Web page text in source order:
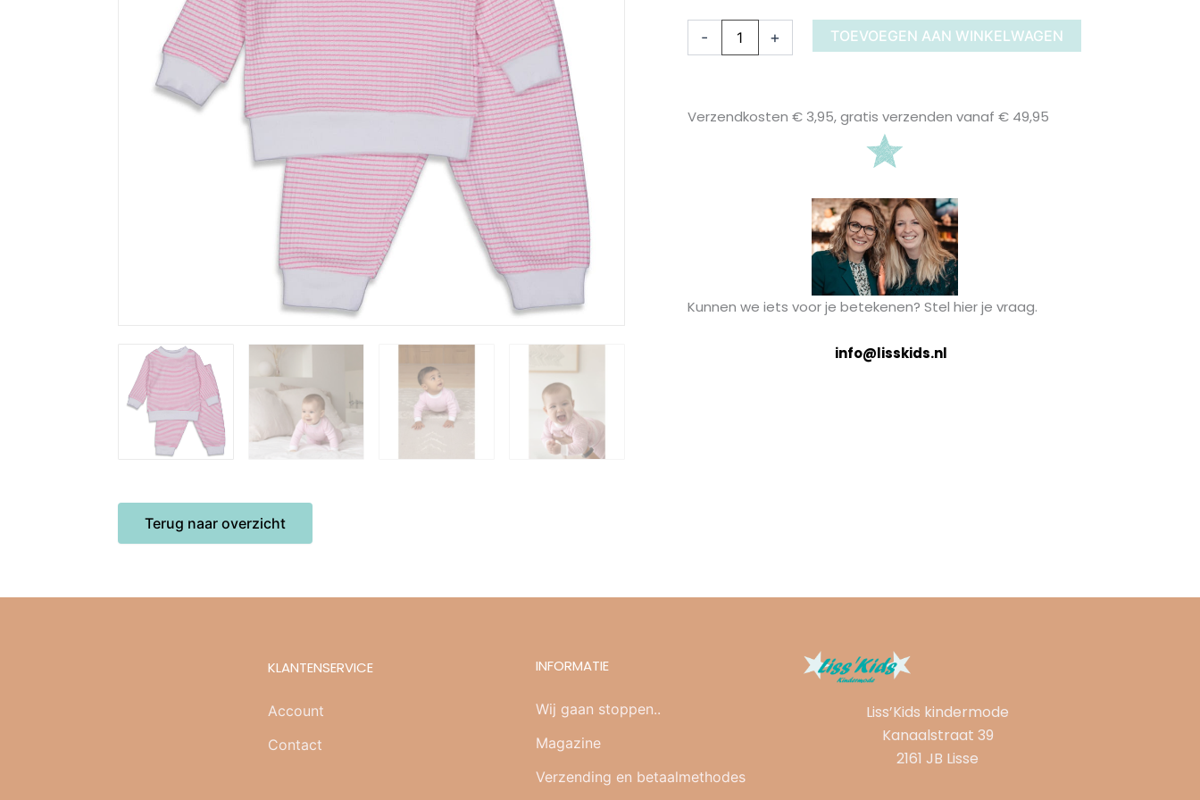
€19,99
-
Maat
80
-
+ TOEVOEGEN AAN WINKELWAGEN
Verzendkosten € 3,95, gratis verzenden vanaf € 49,95
Kunnen we iets voor je betekenen? Stel hier je vraag.
info@lisskids.nl
KLANTENSERVICE
Account
Contact
INFORMATIE
Wij gaan stoppen..
Magazine
Verzending en betaalmethodes
Liss’Kids kindermode
Kanaalstraat 39
2161 JB Lisse